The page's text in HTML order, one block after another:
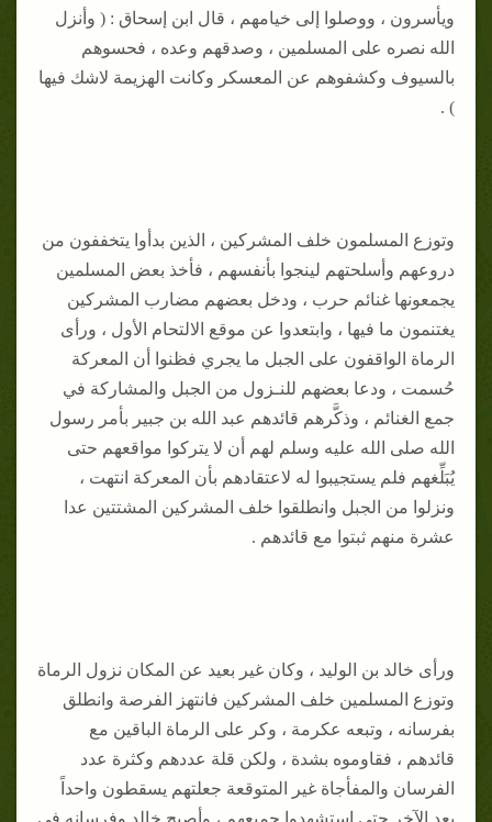
ويأسرون ، ووصلوا إلى خيامهم ، قال ابن إسحاق : ( وأنزل
الله نصره على المسلمين ، وصدقهم وعده ، فحسوهم
بالسيوف وكشفوهم عن المعسكر وكانت الهزيمة لاشك فيها
) .
وتوزع المسلمون خلف المشركين ، الذين بدأوا يتخففون من
دروعهم وأسلحتهم لينجوا بأنفسهم ، فأخذ بعض المسلمين
يجمعونها غنائم حرب ، ودخل بعضهم مضارب المشركين
يغتنمون ما فيها ، وابتعدوا عن موقع الالتحام الأول ، ورأى
الرماة الواقفون على الجبل ما يجري فظنوا أن المعركة
حُسمت ، ودعا بعضهم للنـزول من الجبل والمشاركة في
جمع الغنائم ، وذكَّرهم قائدهم عبد الله بن جبير بأمر رسول
الله صلى الله عليه وسلم لهم أن لا يتركوا مواقعهم حتى
يُبَلِّغهم فلم يستجيبوا له لاعتقادهم بأن المعركة انتهت ،
ونزلوا من الجبل وانطلقوا خلف المشركين المشتتين عدا
عشرة منهم ثبتوا مع قائدهم .
ورأى خالد بن الوليد ، وكان غير بعيد عن المكان نزول الرماة
وتوزع المسلمين خلف المشركين فانتهز الفرصة وانطلق
بفرسانه ، وتبعه عكرمة ، وكر على الرماة الباقين مع
قائدهم ، فقاوموه بشدة ، ولكن قلة عددهم وكثرة عدد
الفرسان والمفأجاة غير المتوقعة جعلتهم يسقطون واحداً
بعد الآخر حتى استشهدوا جميعهم ، وأصبح خالد وفرسانه في